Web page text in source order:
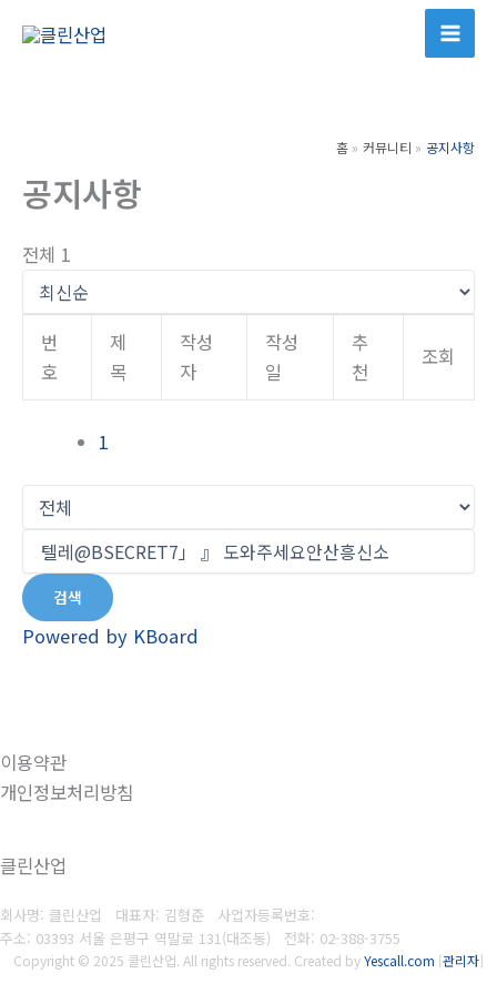
홈 커뮤니티 공지사항
공지사항
전체 1
번
호
제
목
작성
자
작성
일
추
천
조회
1
검색
Powered by KBoard
이용약관
개인정보처리방침
클린산업
회사명: 클린산업 대표자: 김형준 사업자등록번호:
주소: 03393 서울 은평구 역말로 131(대조동) 전화: 02-388-3755
Copyright © 2025 클린산업. All rights reserved. Created byYescall.com [관리자]